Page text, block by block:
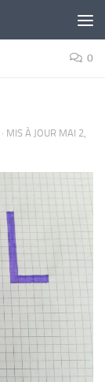
0
· MIS À JOUR MAI 2,